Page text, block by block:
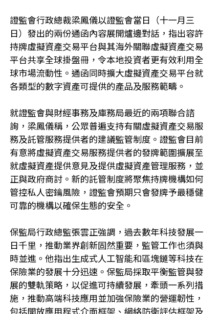
證監會行政總裁梁鳳儀以證監會當日（十一月三
日）發出的兩份通函內容展開爐邊對話，指出容許
持牌虛擬資產交易平台與其海外關聯虛擬資產交易
平台共享全球掛盤冊，令本地投資者更有效利用全
球市場流動性。通函同時擴大虛擬資產交易平台就
各類型的數字資產可提供的產品及服務範疇。
就證監會與財經事務及庫務局最近的兩項聯合諮
詢，梁鳳儀稱，公眾普遍支持有關虛擬資產交易服
務及託管服務提供者的建議監管制度。證監會目前
有意將虛擬資產交易服務提供者的發牌範圍擴展至
就虛擬資產提供意見及提供虛擬資產管理服務，並
正與政府商討。新的託管制度將聚焦持牌機構如何
管控私人密鑰風險，證監會預期只會發牌予最穩健
可靠的機構以確保生態的安全。
保監局行政總監張雲正強調，過去數年科技發展一
日千里，推動業界創新固然重要，監管工作也須與
時並進。他指出生成式人工智能和區塊鏈等科技在
保險業的發展十分迅速。保監局採取平衡監管與發
展的雙軌策略，以促進可持續發展，牽頭一系列措
施，推動高端科技應用並加強保險業的營運韌性，
包括開放應用程式介面框架、網絡防衛評估框架及